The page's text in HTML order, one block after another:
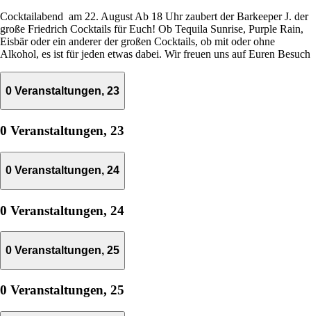
Cocktailabend am 22. August Ab 18 Uhr zaubert der Barkeeper J. der
große Friedrich Cocktails für Euch! Ob Tequila Sunrise, Purple Rain,
Eisbär oder ein anderer der großen Cocktails, ob mit oder ohne
Alkohol, es ist für jeden etwas dabei. Wir freuen uns auf Euren Besuch
0 Veranstaltungen, 23
0 Veranstaltungen, 23
0 Veranstaltungen, 24
0 Veranstaltungen, 24
0 Veranstaltungen, 25
0 Veranstaltungen, 25